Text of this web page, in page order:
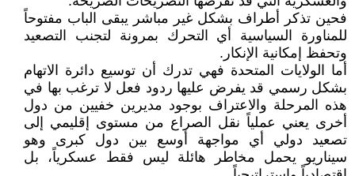
فحين تذكر أطراف بشكل غير مباشر يبقى الباب مفتوحاً
للمناورة السياسية أي التحرك بمرونة لتجنب التصعيد
وتحفظ إمكانية الإنكار.
أما الولايات المتحدة فهي تدرك أن توسيع دائرة الاتهام
بشكل رسمي قد يفرض عليها ردود فعل لا ترغب بها في
هذه المرحلة والاعتراف بوجود مديرين خفيين من دول
أخرى يعني عملياً نقل الصراع من مستوى إقليمي إلى
تصعيد دولي أي مواجهة أوسع بين دول كبرى وهو
سيناريو يحمل مخاطر هائلة ليس فقط عسكرياً، بل